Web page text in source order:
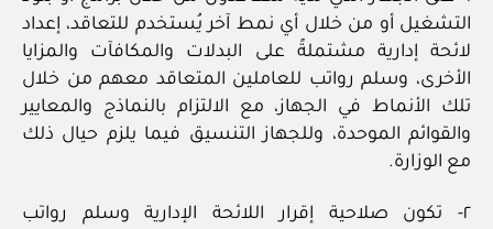
التشغيل أو من خلال أي نمط آخر يُستخدم للتعاقد، إعداد
لائحة إدارية مشتملةً على البدلات والمكافآت والمزايا
الأخرى، وسلم رواتب للعاملين المتعاقد معهم من خلال
تلك الأنماط في الجهاز، مع الالتزام بالنماذج والمعايير
والقوائم الموحدة، وللجهاز التنسيق فيما يلزم حيال ذلك
مع الوزارة.
٢- تكون صلاحية إقرار اللائحة الإدارية وسلم رواتب